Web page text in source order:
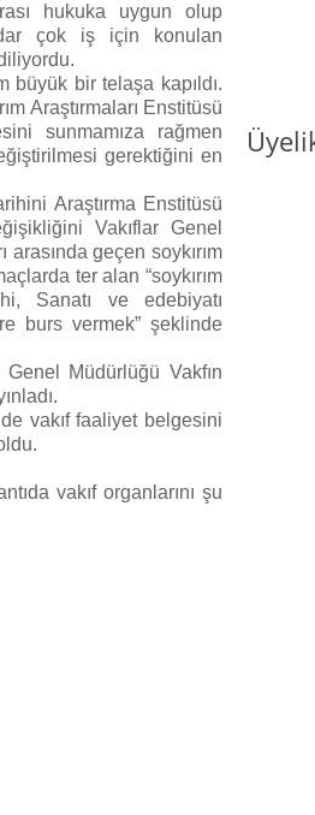
hukuka uygun olup
çok iş için konulan
büyük bir telaşa kapıldı.
Araştırmaları Enstitüsü
sunmamıza rağmen
gerektiğini en
Araştırma Enstitüsü
Vakıflar Genel
geçen soykırım
ter alan “soykırım
Sanatı ve edebiyatı
burs vermek” şeklinde
Müdürlüğü Vakfın
vakıf faaliyet belgesini
vakıf organlarını şu